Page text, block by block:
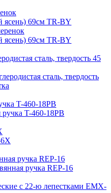
ясень) 69см TR-BY
сталь, твердость 45
T-460-18PB
ручка REР-16
с 22-ю лепестками EMX-